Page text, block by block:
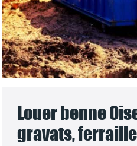
Louer benne
gravats,